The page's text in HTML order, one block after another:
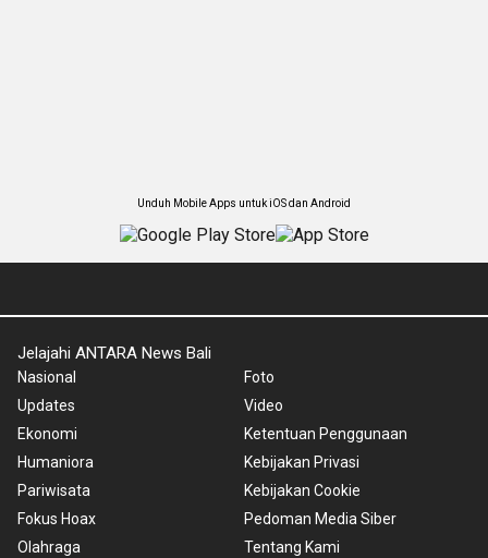
Unduh Mobile Apps untuk iOS dan Android
Jelajahi ANTARA News Bali
Nasional
Updates
Ekonomi
Humaniora
Pariwisata
Fokus Hoax
Olahraga
Foto
Video
Ketentuan Penggunaan
Kebijakan Privasi
Kebijakan Cookie
Pedoman Media Siber
Tentang Kami